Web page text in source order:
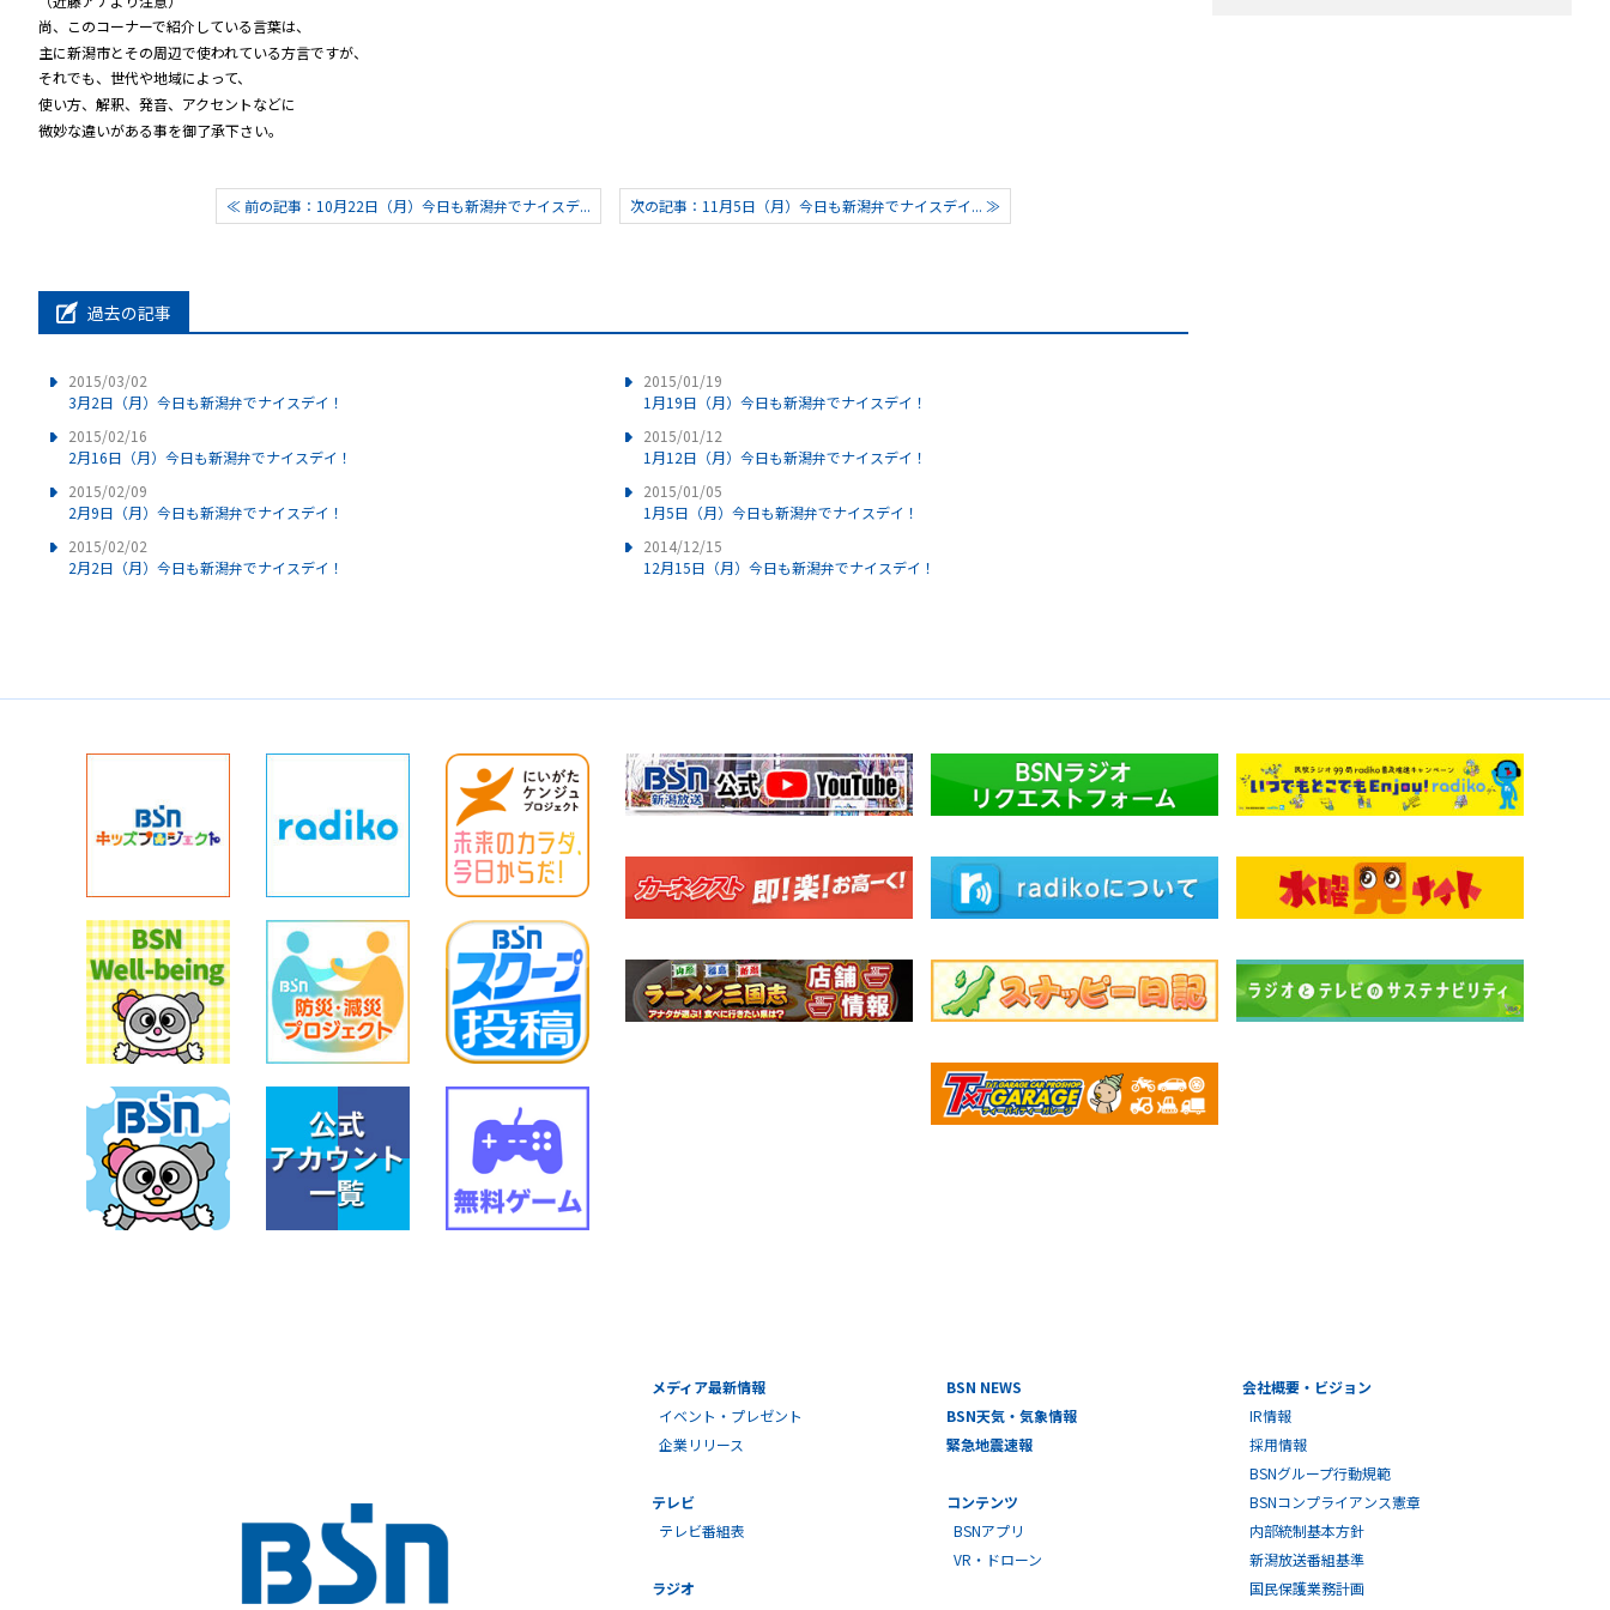
尚、このコーナーで紹介している言葉は、
主に新潟市とその周辺で使われている方言ですが、
それでも、世代や地域によって、
使い方、解釈、発音、アクセントなどに
微妙な違いがある事を御了承下さい。
≪ 前の記事：10月22日（月）今日も新潟弁でナイスデ... 次の記事：11月5日（月）今日も新潟弁でナイスデイ... ≫
過去の記事
2015/03/02
3月2日（月）今日も新潟弁でナイスデイ！
2015/02/16
2月16日（月）今日も新潟弁でナイスデイ！
2015/02/09
2月9日（月）今日も新潟弁でナイスデイ！
2015/02/02
2月2日（月）今日も新潟弁でナイスデイ！
2015/01/19
1月19日（月）今日も新潟弁でナイスデイ！
2015/01/12
1月12日（月）今日も新潟弁でナイスデイ！
2015/01/05
1月5日（月）今日も新潟弁でナイスデイ！
2014/12/15
12月15日（月）今日も新潟弁でナイスデイ！
メディア最新情報
イベント・プレゼント
企業リリース
テレビ
テレビ番組表
ラジオ
BSN NEWS
BSN天気・気象情報
緊急地震速報
コンテンツ
BSNアプリ
VR・ドローン
会社概要・ビジョン
IR情報
採用情報
BSNグループ行動規範
BSNコンプライアンス憲章
内部統制基本方針
新潟放送番組基準
国民保護業務計画